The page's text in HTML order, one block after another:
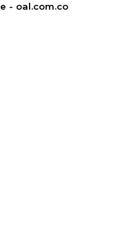
- oal.com.co